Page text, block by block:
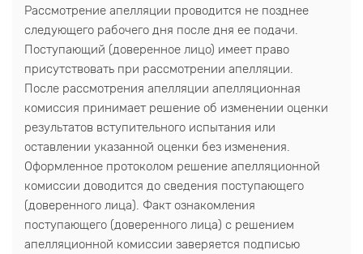
Рассмотрение апелляции проводится не позднее
следующего рабочего дня после дня ее подачи.
Поступающий (доверенное лицо) имеет право
присутствовать при рассмотрении апелляции.
После рассмотрения апелляции апелляционная
комиссия принимает решение об изменении оценки
результатов вступительного испытания или
оставлении указанной оценки без изменения.
Оформленное протоколом решение апелляционной
комиссии доводится до сведения поступающего
(доверенного лица). Факт ознакомления
поступающего (доверенного лица) с решением
апелляционной комиссии заверяется подписью